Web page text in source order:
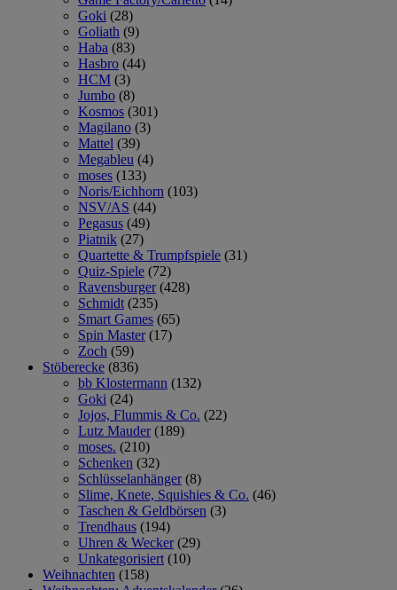
Goki (28)
Goliath (9)
Haba (83)
Hasbro (44)
HCM (3)
Jumbo (8)
Kosmos (301)
Magilano (3)
Mattel (39)
Megableu (4)
moses (133)
Noris/Eichhorn (103)
NSV/AS (44)
Pegasus (49)
Piatnik (27)
Quartette & Trumpfspiele (31)
Quiz-Spiele (72)
Ravensburger (428)
Schmidt (235)
Smart Games (65)
Spin Master (17)
Zoch (59)
Stöberecke (836)
bb Klostermann (132)
Goki (24)
Jojos, Flummis & Co. (22)
Lutz Mauder (189)
moses. (210)
Schenken (32)
Schlüsselanhänger (8)
Slime, Knete, Squishies & Co. (46)
Taschen & Geldbörsen (3)
Trendhaus (194)
Uhren & Wecker (29)
Unkategorisiert (10)
Weihnachten (158)